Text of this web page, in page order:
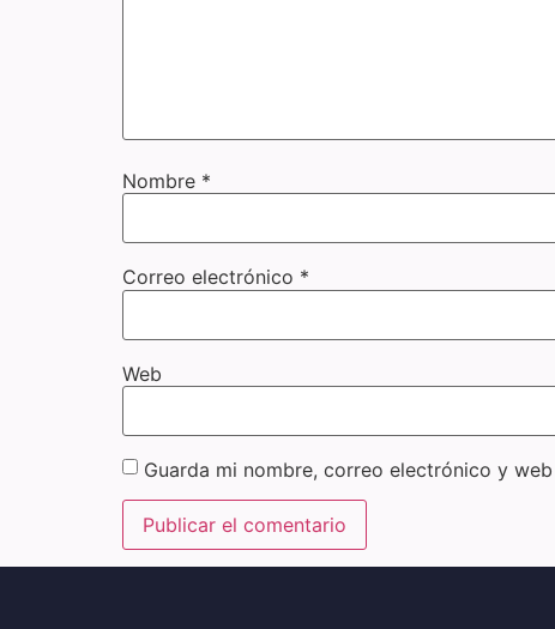
Nombre *
Correo electrónico *
Web
Guarda mi nombre, correo electrónico y